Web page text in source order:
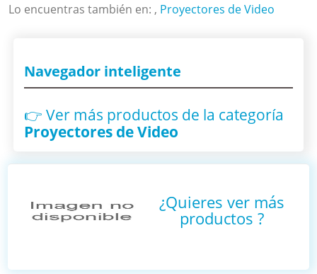
Lo encuentras también en: , Proyectores de Video
Navegador inteligente
👉 Ver más productos de la categoría
Proyectores de Video
¿Quieres ver más
productos?